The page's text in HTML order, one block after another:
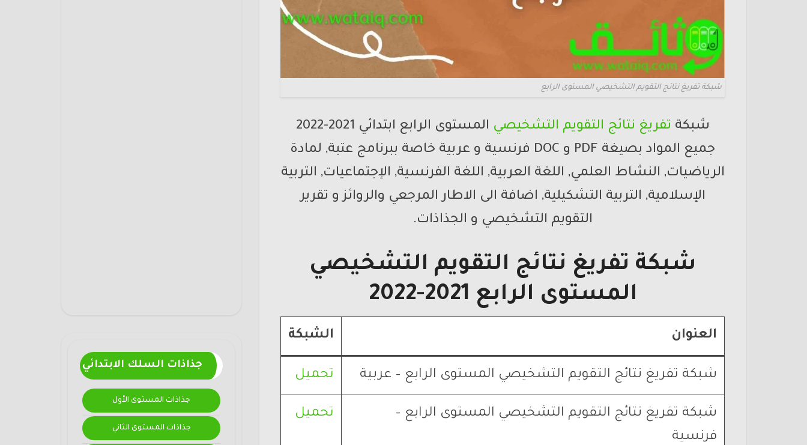
جذاذات السلك الابتدائي
جذاذات المستوى الأول
جذاذات المستوى الثاني
شبكة تفريغ نتائج التقويم التشخيصي المستوى الرابع
شبكة تفريغ نتائج التقويم التشخيصي
المستوى الرابع ابتدائي 2021-2022
جميع المواد بصيغة PDF و DOC فرنسية و عربية خاصة ببرنامج عتبة, لمادة
الرياضيات, النشاط العلمي, اللغة العربية, اللغة الفرنسية, الإجتماعيات, التربية
الإسلامية, التربية التشكيلية, اضافة الى الاطار المرجعي والروائز و تقرير
التقويم التشخيصي و الجذاذات.
شبكة تفريغ نتائج التقويم التشخيصي
المستوى الرابع 2021-2022
العنوان الشبكة
شبكة تفريغ نتائج التقويم التشخيصي المستوى الرابع – عربية تحميل
شبكة تفريغ نتائج التقويم التشخيصي المستوى الرابع –
فرنسية
تحميل